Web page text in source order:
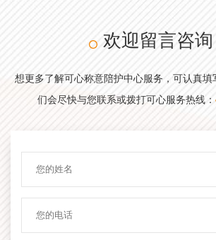
欢迎留言咨询
想更多了解可心称意陪护中心服务，可认真
们会尽快与您联系或拨打可心服务热线：